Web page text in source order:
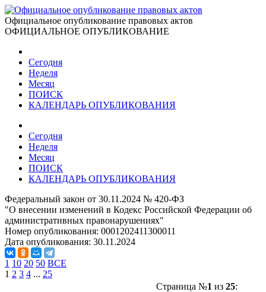
Официальное опубликование правовых актов
ОФИЦИАЛЬНОЕ ОПУБЛИКОВАНИЕ
Сегодня
Неделя
Месяц
ПОИСК
КАЛЕНДАРЬ ОПУБЛИКОВАНИЯ
Сегодня
Неделя
Месяц
ПОИСК
КАЛЕНДАРЬ ОПУБЛИКОВАНИЯ
Федеральный закон от 30.11.2024 № 420-ФЗ
"О внесении изменений в Кодекс Российской Федерации об
административных правонарушениях"
Номер опубликования: 0001202411300011
Дата опубликования: 30.11.2024
1 10 20 50 ВСЕ
1 2 3 4 ... 25
Страница №1 из 25: